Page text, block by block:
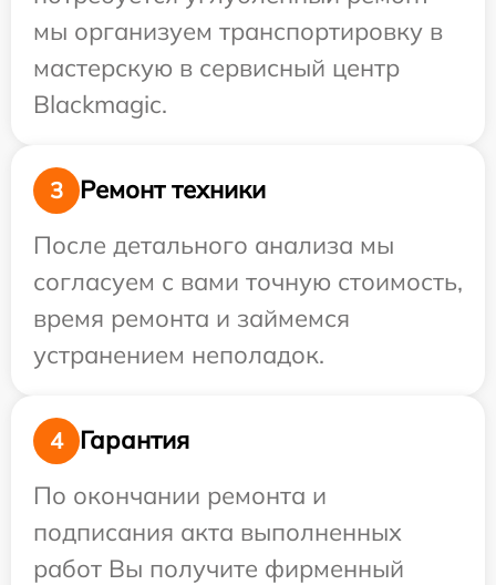
мы организуем транспортировку в
мастерскую в сервисный центр
Blackmagic.
3
Ремонт техники
После детального анализа мы
согласуем с вами точную стоимость,
время ремонта и займемся
устранением неполадок.
4
Гарантия
По окончании ремонта и
подписания акта выполненных
работ Вы получите фирменный